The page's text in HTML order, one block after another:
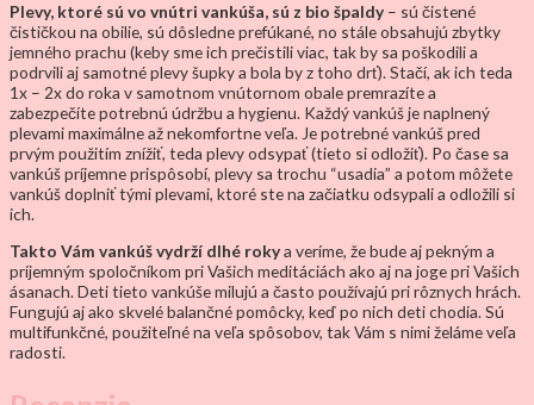
Plevy, ktoré sú vo vnútri vankúša, sú z bio špaldy – sú čistené
čističkou na obilie, sú dôsledne prefúkané, no stále obsahujú zbytky
jemného prachu (keby sme ich prečistili viac, tak by sa poškodili a
podrvili aj samotné plevy šupky a bola by z toho drť). Stačí, ak ich teda
1x – 2x do roka v samotnom vnútornom obale premrazíte a
zabezpečíte potrebnú údržbu a hygienu. Každý vankúš je naplnený
plevami maximálne až nekomfortne veľa. Je potrebné vankúš pred
prvým použitím znížiť, teda plevy odsypať (tieto si odložiť). Po čase sa
vankúš príjemne prispôsobí, plevy sa trochu “usadia” a potom môžete
vankúš doplniť tými plevami, ktoré ste na začiatku odsypali a odložili si
ich.
Takto Vám vankúš vydrží dlhé rokya veríme, že bude aj pekným a
príjemným spoločníkom pri Vašich meditáciách ako aj na joge pri Vašich
ásanach. Deti tieto vankúše milujú a často používajú pri rôznych hrách.
Fungujú aj ako skvelé balančné pomôcky, keď po nich deti chodia. Sú
multifunkčné, použiteľné na veľa spôsobov, tak Vám s nimi želáme veľa
radosti.